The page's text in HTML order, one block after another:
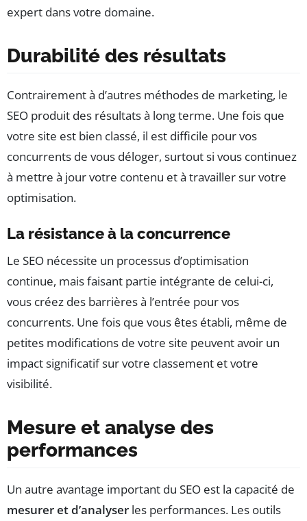
expert dans votre domaine.
Durabilité des résultats
Contrairement à d’autres méthodes de marketing, le
SEO produit des résultats à long terme. Une fois que
votre site est bien classé, il est difficile pour vos
concurrents de vous déloger, surtout si vous continuez
à mettre à jour votre contenu et à travailler sur votre
optimisation.
La résistance à la concurrence
Le SEO nécessite un processus d’optimisation
continue, mais faisant partie intégrante de celui-ci,
vous créez des barrières à l’entrée pour vos
concurrents. Une fois que vous êtes établi, même de
petites modifications de votre site peuvent avoir un
impact significatif sur votre classement et votre
visibilité.
Mesure et analyse des
performances
Un autre avantage important du SEO est la capacité de
mesurer et d’analyser les performances. Les outils